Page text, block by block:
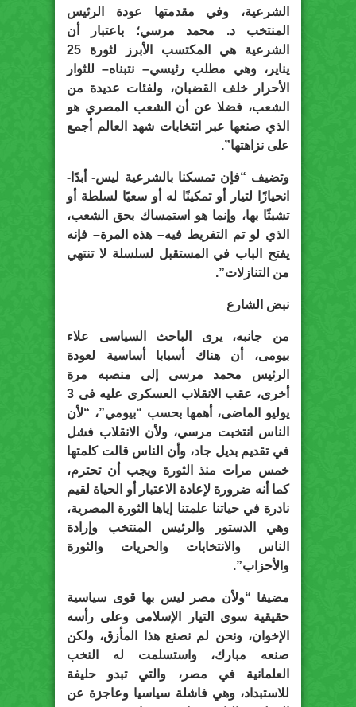
الشرعية، وفي مقدمتها عودة الرئيس
المنتخب د. محمد مرسي؛ باعتبار أن
الشرعية هي المكتسب الأبرز لثورة 25
يناير، وهي مطلب رئيسي– نتبناه– للثوار
الأحرار خلف القضبان، ولفئات عديدة من
الشعب، فضلا عن أن الشعب المصري هو
الذي صنعها عبر انتخابات شهد العالم أجمع
على نزاهتها”.
وتضيف “فإن تمسكنا بالشرعية ليس- أبدًا-
انحيازًا لتيار أو تمكينًا له أو سعيًا لسلطة أو
تشبثًا بها، وإنما هو استمساك بحق الشعب،
الذي لو تم التفريط فيه– هذه المرة– فإنه
يفتح الباب في المستقبل لسلسلة لا تنتهي
من التنازلات”.
نبض الشارع
من جانبه، يرى الباحث السياسى علاء
بيومى، أن هناك أسبابا أساسية لعودة
الرئيس محمد مرسى إلى منصبه مرة
أخرى، عقب الانقلاب العسكرى عليه فى 3
يوليو الماضى، أهمها بحسب “بيومي”، “لأن
الناس انتخبت مرسي، ولأن الانقلاب فشل
في تقديم بديل جاد، وأن الناس قالت كلمتها
خمس مرات منذ الثورة ويجب أن تحترم،
كما أنه ضرورة لإعادة الاعتبار أو الحياة لقيم
نادرة في حياتنا علمتنا إياها الثورة المصرية،
وهي الدستور والرئيس المنتخب وإرادة
الناس والانتخابات والحريات والثورة
والأحزاب”.
مضيفا “ولأن مصر ليس بها قوى سياسية
حقيقية سوى التيار الإسلامى وعلى رأسه
الإخوان، ونحن لم نصنع هذا المأزق، ولكن
صنعه مبارك، واستسلمت له النخب
العلمانية في مصر، والتي تبدو حليفة
للاستبداد، وهي فاشلة سياسيا وعاجزة عن